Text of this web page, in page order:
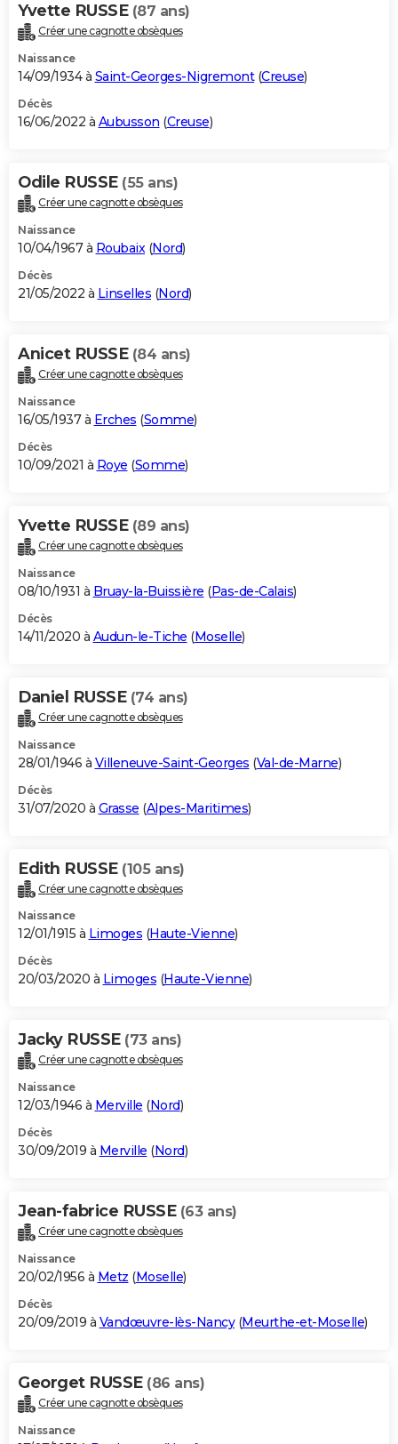
Yvette RUSSE (87 ans)
Créer une cagnotte obsèques
Naissance
14/09/1934 à Saint-Georges-Nigremont(Creuse)
Décès
16/06/2022 à Aubusson (Creuse)
Odile RUSSE (55 ans)
Créer une cagnotte obsèques
Naissance
10/04/1967 à Roubaix(Nord)
Décès
21/05/2022 à Linselles (Nord)
Anicet RUSSE (84 ans)
Créer une cagnotte obsèques
Naissance
16/05/1937 à Erches (Somme)
Décès
10/09/2021 à Roye (Somme)
Yvette RUSSE (89 ans)
Créer une cagnotte obsèques
Naissance
08/10/1931 à Bruay-la-Buissière (Pas-de-Calais)
Décès
14/11/2020 à Audun-le-Tiche (Moselle)
Daniel RUSSE (74 ans)
Créer une cagnotte obsèques
Naissance
28/01/1946 à Villeneuve-Saint-Georges (Val-de-Marne)
Décès
31/07/2020 à Grasse (Alpes-Maritimes)
Edith RUSSE (105 ans)
Créer une cagnotte obsèques
Naissance
12/01/1915 à Limoges (Haute-Vienne)
Décès
20/03/2020 à Limoges (Haute-Vienne)
Jacky RUSSE (73 ans)
Créer une cagnotte obsèques
Naissance
12/03/1946 à Merville (Nord)
Décès
30/09/2019 à Merville (Nord)
Jean-fabrice RUSSE (63 ans)
Créer une cagnotte obsèques
Naissance
20/02/1956 à Metz (Moselle)
Décès
20/09/2019 à Vandœuvre-lès-Nancy(Meurthe-et-Moselle)
Georget RUSSE (86 ans)
Créer une cagnotte obsèques
Naissance